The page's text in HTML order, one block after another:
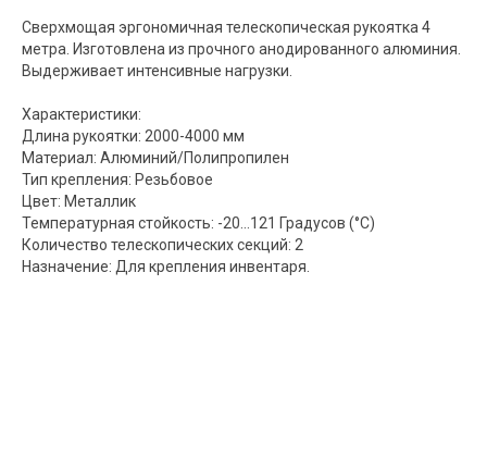
Сверхмощая эргономичная телескопическая рукоятка 4
метра. Изготовлена из прочного анодированного алюминия.
Выдерживает интенсивные нагрузки.
Характеристики:
Длина рукоятки: 2000-4000 мм
Материал: Алюминий/Полипропилен
Тип крепления: Резьбовое
Цвет: Металлик
Температурная стойкость: -20…121 Градусов (°С)
Количество телескопических секций: 2
Назначение: Для крепления инвентаря.